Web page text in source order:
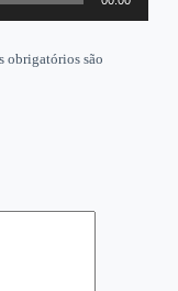
obrigatórios são